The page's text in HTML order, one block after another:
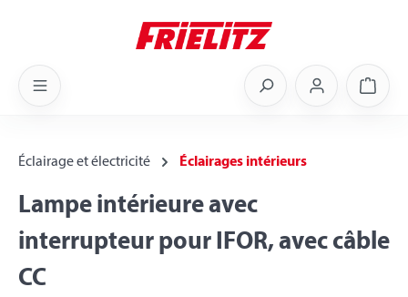
Éclairage et électricité Éclairages intérieurs
Lampe intérieure avec
interrupteur pour IFOR, avec câble
CC